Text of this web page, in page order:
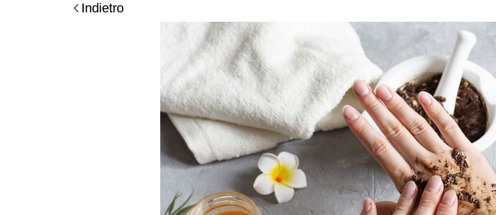
Indietro